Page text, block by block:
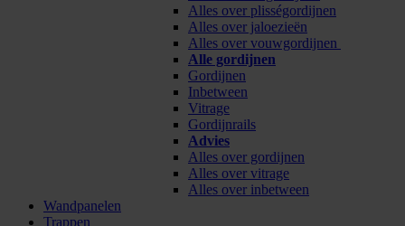
Alles over plisségordijnen
Alles over jaloezieën
Alles over vouwgordijnen
Alle gordijnen
Gordijnen
Inbetween
Vitrage
Gordijnrails
Advies
Alles over gordijnen
Alles over vitrage
Alles over inbetween
Wandpanelen
Trappen